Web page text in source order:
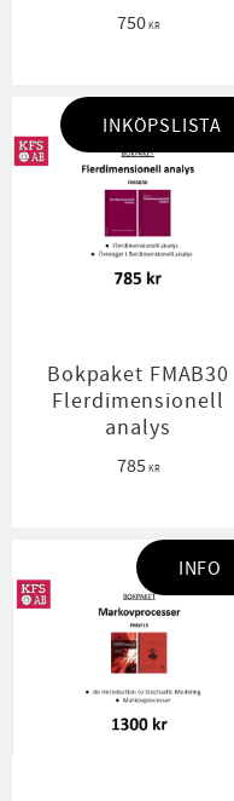
750KR
Bokpaket FMAB30
Flerdimensionell
analys
785 KR
INKÖPSLISTA
INFO